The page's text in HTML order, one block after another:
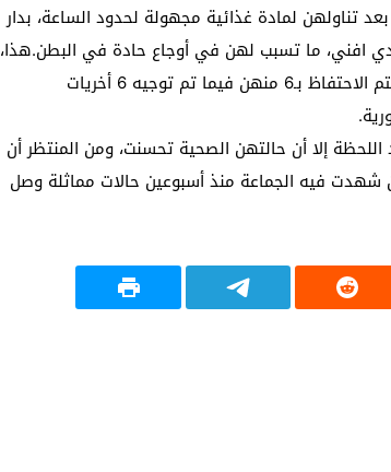
خطير بعد تناولهن لمادة غذائية مجهولة لحدود الساعة، بدار
افني، ما تسبب لهن في أوجاع حادة في البطن.هذا،
و نقلت النزيلات على وجه السرعة إلى المركز الصحي الأخصاص ليتم الاحتفاظ بـ6 منهن فيما تم توجيه 6 أخريات
إلا أن حالتهن الصحية تحسنت، ومن المنتظر أن
فيه الجماعة منذ أسبوعين حالات مماثلة وصل